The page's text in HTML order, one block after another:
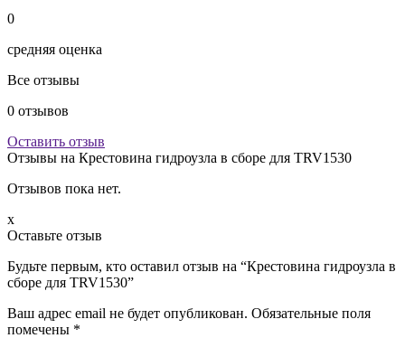
0
средняя оценка
Все отзывы
0 отзывов
Оставить отзыв
Отзывы на Крестовина гидроузла в сборе для TRV1530
Отзывов пока нет.
x
Оставьте отзыв
Будьте первым, кто оставил отзыв на “Крестовина гидроузла в
сборе для TRV1530”
Ваш адрес email не будет опубликован. Обязательные поля
помечены *